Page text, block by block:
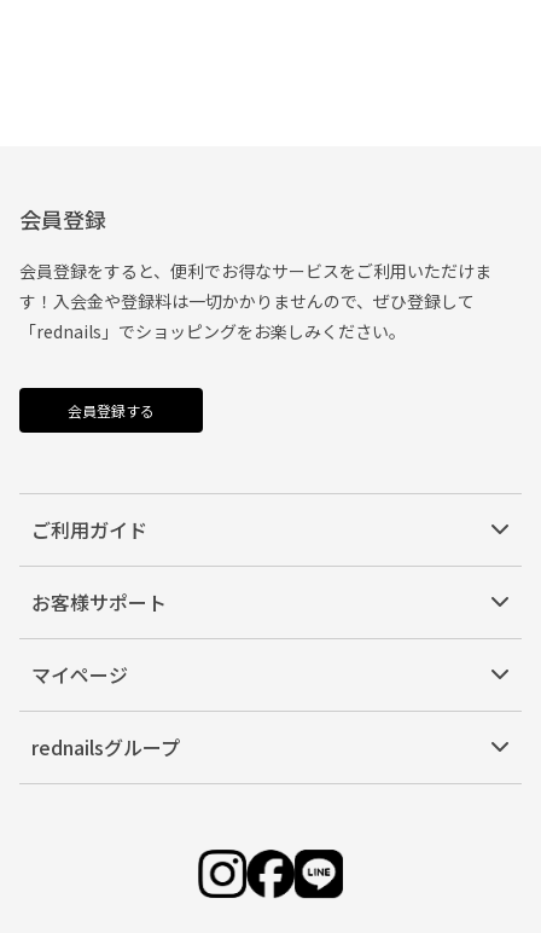
会員登録
会員登録をすると、便利でお得なサービスをご利用いただけま
す！入会金や登録料は一切かかりませんので、ぜひ登録して
「rednails」でショッピングをお楽しみください。
会員登録する
ご利用ガイド
お客様サポート
マイページ
rednailsグループ